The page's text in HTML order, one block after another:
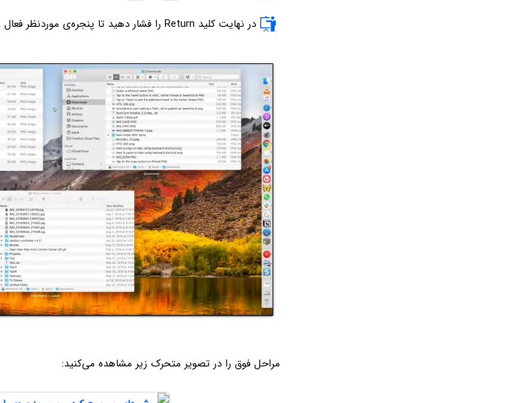
در نهایت کلید Return را فشار دهید تا پنجره‌ی موردنظر فعال و روی دیگر پنجره‌ها نمایش داده شود.
مراحل فوق را در تصویر متحرک زیر مشاهده می‌کنید: